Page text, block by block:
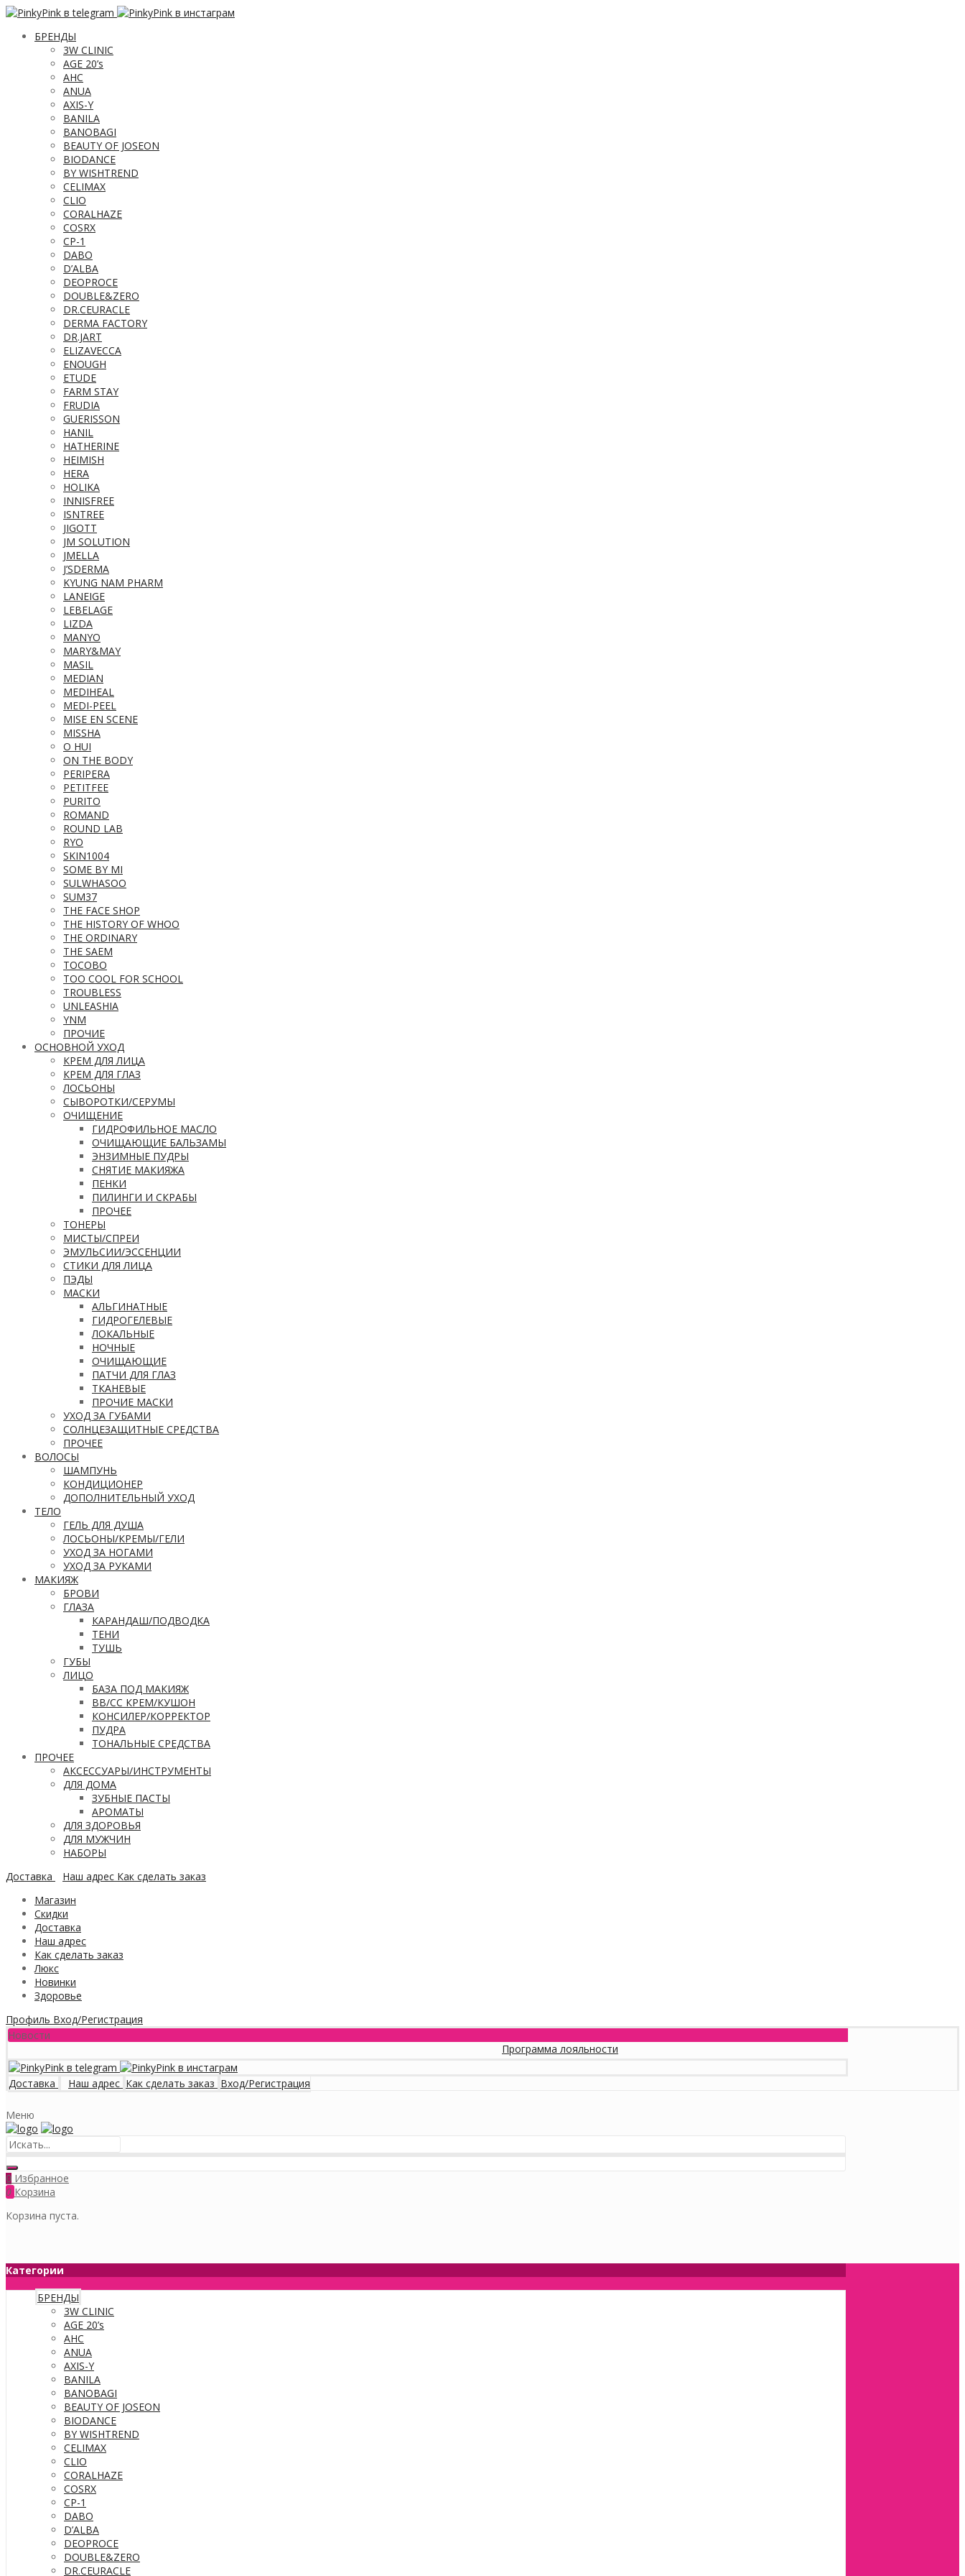
БРЕНДЫ
3W CLINIC
AGE 20’s
AHC
ANUA
AXIS-Y
BANILA
BANOBAGI
BEAUTY OF JOSEON
BIODANCE
BY WISHTREND
CELIMAX
CLIO
CORALHAZE
COSRX
CP-1
DABO
D’ALBA
DEOPROCE
DOUBLE&ZERO
DR.CEURACLE
DERMA FACTORY
DR.JART
ELIZAVECCA
ENOUGH
ETUDE
FARM STAY
FRUDIA
GUERISSON
HANIL
HATHERINE
HEIMISH
HERA
HOLIKA
INNISFREE
ISNTREE
JIGOTT
JM SOLUTION
JMELLA
J’SDERMA
KYUNG NAM PHARM
LANEIGE
LEBELAGE
LIZDA
MANYO
MARY&MAY
MASIL
MEDIAN
MEDIHEAL
MEDI-PEEL
MISE EN SCENE
MISSHA
O HUI
ON THE BODY
PERIPERA
PETITFEE
PURITO
ROMAND
ROUND LAB
RYO
SKIN1004
SOME BY MI
SULWHASOO
SUM37
THE FACE SHOP
THE HISTORY OF WHOO
THE ORDINARY
THE SAEM
TOCOBO
TOO COOL FOR SCHOOL
TROUBLESS
UNLEASHIA
YNM
ПРОЧИЕ
ОСНОВНОЙ УХОД
КРЕМ ДЛЯ ЛИЦА
КРЕМ ДЛЯ ГЛАЗ
ЛОСЬОНЫ
СЫВОРОТКИ/СЕРУМЫ
ОЧИЩЕНИЕ
ГИДРОФИЛЬНОЕ МАСЛО
ОЧИЩАЮЩИЕ БАЛЬЗАМЫ
ЭНЗИМНЫЕ ПУДРЫ
СНЯТИЕ МАКИЯЖА
ПЕНКИ
ПИЛИНГИ И СКРАБЫ
ПРОЧЕЕ
ТОНЕРЫ
МИСТЫ/СПРЕИ
ЭМУЛЬСИИ/ЭССЕНЦИИ
СТИКИ ДЛЯ ЛИЦА
ПЭДЫ
МАСКИ
АЛЬГИНАТНЫЕ
ГИДРОГЕЛЕВЫЕ
ЛОКАЛЬНЫЕ
НОЧНЫЕ
ОЧИЩАЮЩИЕ
ПАТЧИ ДЛЯ ГЛАЗ
ТКАНЕВЫЕ
ПРОЧИЕ МАСКИ
УХОД ЗА ГУБАМИ
СОЛНЦЕЗАЩИТНЫЕ СРЕДСТВА
ПРОЧЕЕ
ВОЛОСЫ
ШАМПУНЬ
КОНДИЦИОНЕР
ДОПОЛНИТЕЛЬНЫЙ УХОД
ТЕЛО
ГЕЛЬ ДЛЯ ДУША
ЛОСЬОНЫ/КРЕМЫ/ГЕЛИ
УХОД ЗА НОГАМИ
УХОД ЗА РУКАМИ
МАКИЯЖ
БРОВИ
ГЛАЗА
КАРАНДАШ/ПОДВОДКА
ТЕНИ
ТУШЬ
ГУБЫ
ЛИЦО
БАЗА ПОД МАКИЯЖ
ВВ/CC КРЕМ/КУШОН
КОНСИЛЕР/КОРРЕКТОР
ПУДРА
ТОНАЛЬНЫЕ СРЕДСТВА
ПРОЧЕЕ
АКСЕССУАРЫ/ИНСТРУМЕНТЫ
ДЛЯ ДОМА
ЗУБНЫЕ ПАСТЫ
АРОМАТЫ
ДЛЯ ЗДОРОВЬЯ
ДЛЯ МУЖЧИН
НАБОРЫ
Доставка
Наш адрес Как сделать заказ
Магазин
Скидки
Доставка
Наш адрес
Как сделать заказ
Люкс
Новинки
Здоровье
Профиль Вход/Регистрация
Новости
Программа лояльности
Доставка Наш адрес Как сделать заказ Вход/Регистрация
Меню
0 Избранное
0 Корзина
Корзина пуста.
Категории
БРЕНДЫ
3W CLINIC
AGE 20’s
AHC
ANUA
AXIS-Y
BANILA
BANOBAGI
BEAUTY OF JOSEON
BIODANCE
BY WISHTREND
CELIMAX
CLIO
CORALHAZE
COSRX
CP-1
DABO
D’ALBA
DEOPROCE
DOUBLE&ZERO
DR.CEURACLE